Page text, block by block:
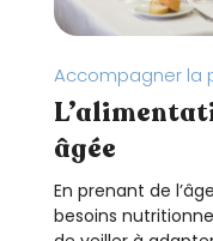
Accompagner la
âgée
En prenant de
besoins